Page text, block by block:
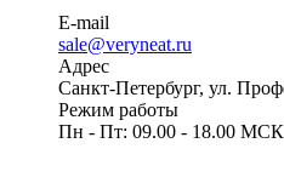
E-mail
sale@veryneat.ru
Адрес
Санкт-Петербург, ул.
Режим работы
Пн - Пт: 09.00 - 18.00 МСК